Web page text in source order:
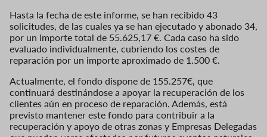
Hasta la fecha de este informe, se han recibido 43
solicitudes, de las cuales ya se han ejecutado y abonado 34,
por un importe total de 55.625,17 €. Cada caso ha sido
evaluado individualmente, cubriendo los costes de
reparación por un importe aproximado de 1.500 €.
Actualmente, el fondo dispone de 155.257€, que
continuará destinándose a apoyar la recuperación de los
clientes aún en proceso de reparación. Además, está
previsto mantener este fondo para contribuir a la
recuperación y apoyo de otras zonas y Empresas Delegadas